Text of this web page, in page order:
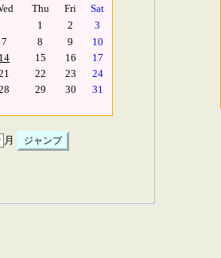
Thu Fri
Sat
1
2
3
7 8 9
10
14 15 16
17
22 23
24
29 30 31
月